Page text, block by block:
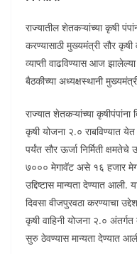
राज्यातील शेतकऱ्यांच्या कृषी
करण्यासाठी मुख्यमंत्री सौर
व्याप्ती वाढविण्यास आज
बैठकीच्या अध्यक्षस्थानी
राज्यात शेतकऱ्यांच्या
कृषी योजना २.० राबविण्यात
पर्यंत सौर ऊर्जा निर्मिती
७००० मेगावॅट असे १६ हजार
उद्दिष्टास मान्यता देण्यात
दिवसा वीजपुरवठा करण्याचा
कृषी वाहिनी योजना २.०
सुरु ठेवण्यास मान्यता देण्यात